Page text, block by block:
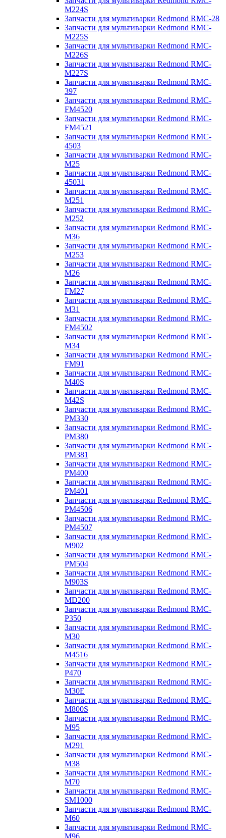
M224S
Запчасти для мультиварки Redmond RMC-28
Запчасти для мультиварки Redmond RMC-
M225S
Запчасти для мультиварки Redmond RMC-
M226S
Запчасти для мультиварки Redmond RMC-
M227S
Запчасти для мультиварки Redmond RMC-
397
Запчасти для мультиварки Redmond RMC-
FM4520
Запчасти для мультиварки Redmond RMC-
FM4521
Запчасти для мультиварки Redmond RMC-
4503
Запчасти для мультиварки Redmond RMC-
M25
Запчасти для мультиварки Redmond RMC-
45031
Запчасти для мультиварки Redmond RMC-
M251
Запчасти для мультиварки Redmond RMC-
M252
Запчасти для мультиварки Redmond RMC-
M36
Запчасти для мультиварки Redmond RMC-
M253
Запчасти для мультиварки Redmond RMC-
M26
Запчасти для мультиварки Redmond RMC-
FM27
Запчасти для мультиварки Redmond RMC-
M31
Запчасти для мультиварки Redmond RMC-
FM4502
Запчасти для мультиварки Redmond RMC-
M34
Запчасти для мультиварки Redmond RMC-
FM91
Запчасти для мультиварки Redmond RMC-
M40S
Запчасти для мультиварки Redmond RMC-
M42S
Запчасти для мультиварки Redmond RMC-
PM330
Запчасти для мультиварки Redmond RMC-
PM380
Запчасти для мультиварки Redmond RMC-
PM381
Запчасти для мультиварки Redmond RMC-
PM400
Запчасти для мультиварки Redmond RMC-
PM401
Запчасти для мультиварки Redmond RMC-
PM4506
Запчасти для мультиварки Redmond RMC-
PM4507
Запчасти для мультиварки Redmond RMC-
M902
Запчасти для мультиварки Redmond RMC-
PM504
Запчасти для мультиварки Redmond RMC-
M903S
Запчасти для мультиварки Redmond RMC-
MD200
Запчасти для мультиварки Redmond RMC-
P350
Запчасти для мультиварки Redmond RMC-
M30
Запчасти для мультиварки Redmond RMC-
M4516
Запчасти для мультиварки Redmond RMC-
P470
Запчасти для мультиварки Redmond RMC-
M30E
Запчасти для мультиварки Redmond RMC-
M800S
Запчасти для мультиварки Redmond RMC-
M95
Запчасти для мультиварки Redmond RMC-
M291
Запчасти для мультиварки Redmond RMC-
M38
Запчасти для мультиварки Redmond RMC-
M70
Запчасти для мультиварки Redmond RMC-
SM1000
Запчасти для мультиварки Redmond RMC-
M60
Запчасти для мультиварки Redmond RMC-
M96